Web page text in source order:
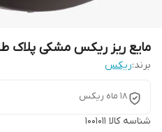
مایع ریز ریکس مشکی پلاک
برند:ریکس
18 ماه ریکس
شناسه کالا 1001011